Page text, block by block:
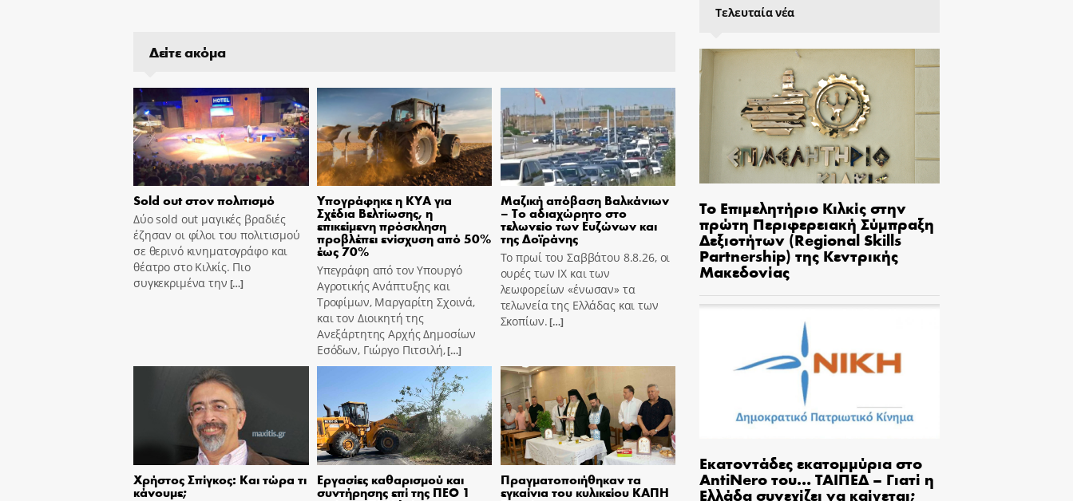
Δείτε ακόμα
Sold out στον πολιτισμό
Δύο sold out μαγικές βραδιές
έζησαν οι φίλοι του πολιτισμού
σε θερινό κινηματογράφο και
θέατρο στο Κιλκίς. Πιο
συγκεκριμένα την […]
Υπογράφηκε η ΚΥΑ για
Σχέδια Βελτίωσης, η
επικείμενη πρόσκληση
προβλέπει ενίσχυση από 50%
έως 70%
Υπεγράφη από τον Υπουργό
Αγροτικής Ανάπτυξης και
Τροφίμων, Μαργαρίτη Σχοινά,
και τον Διοικητή της
Ανεξάρτητης Αρχής Δημοσίων
Εσόδων, Γιώργο Πιτσιλή,[…]
Μαζική απόβαση Βαλκάνιων
– Το αδιαχώρητο στο
τελωνείο των Ευζώνων και
της Δοϊράνης
Το πρωί του Σαββάτου 8.8.26, οι
ουρές των ΙΧ και των
λεωφορείων «ένωσαν» τα
τελωνεία της Ελλάδας και των
Σκοπίων.[…]
Χρήστος Σπίγκος: Και τώρα τι
κάνουμε;
Εργασίες καθαρισμού και
συντήρησης επί της ΠΕΟ 1
Πραγματοποιήθηκαν τα
εγκαίνια του κυλικείου ΚΑΠΗ
Τελευταία νέα
Το Επιμελητήριο Κιλκίς στην
πρώτη Περιφερειακή Σύμπραξη
Δεξιοτήτων (Regional Skills
Partnership) της Κεντρικής
Μακεδονίας
Εκατοντάδες εκατομμύρια στο
AntiNero του… ΤΑΙΠΕΔ – Γιατί η
Ελλάδα συνεχίζει να καίγεται;